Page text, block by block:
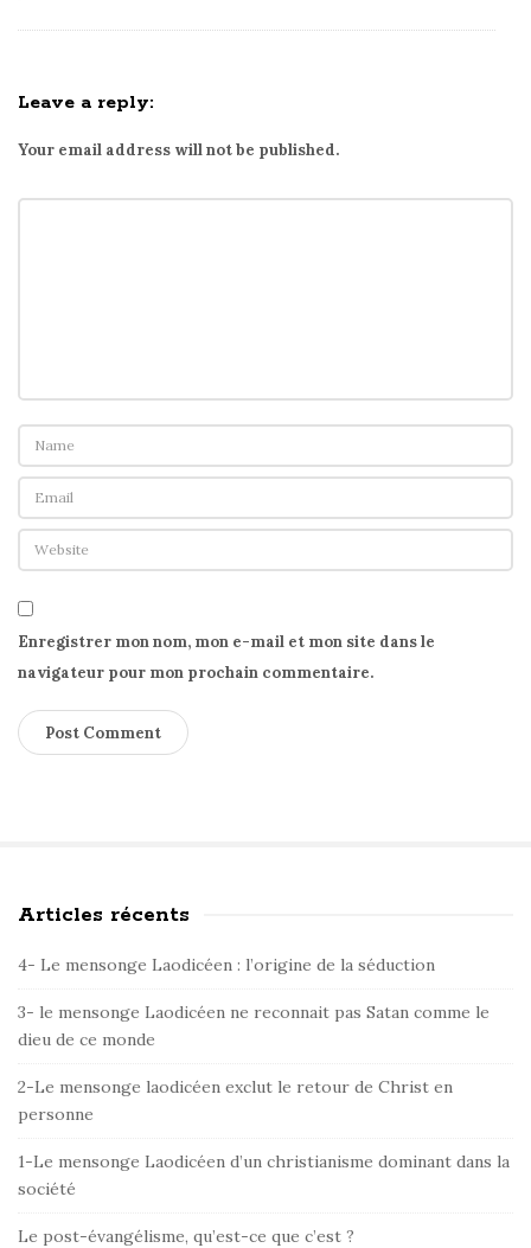
Leave a reply:
Your email address will not be published.
Enregistrer mon nom, mon e-mail et mon site dans le
navigateur pour mon prochain commentaire.
S
e
S
b
a
r
Articles récents
4- Le mensonge Laodicéen : l’origine de la séduction
3- le mensonge Laodicéen ne reconnait pas Satan comme le
dieu de ce monde
2-Le mensonge laodicéen exclut le retour de Christ en
personne
1-Le mensonge Laodicéen d’un christianisme dominant dans la
société
Le post-évangélisme, qu’est-ce que c’est ?